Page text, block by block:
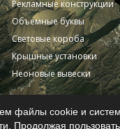
Рекламные конструкции
Объемные буквы
Световые короба
Крышные установки
Неоновые вывески
файлы cookie и
Продолжая